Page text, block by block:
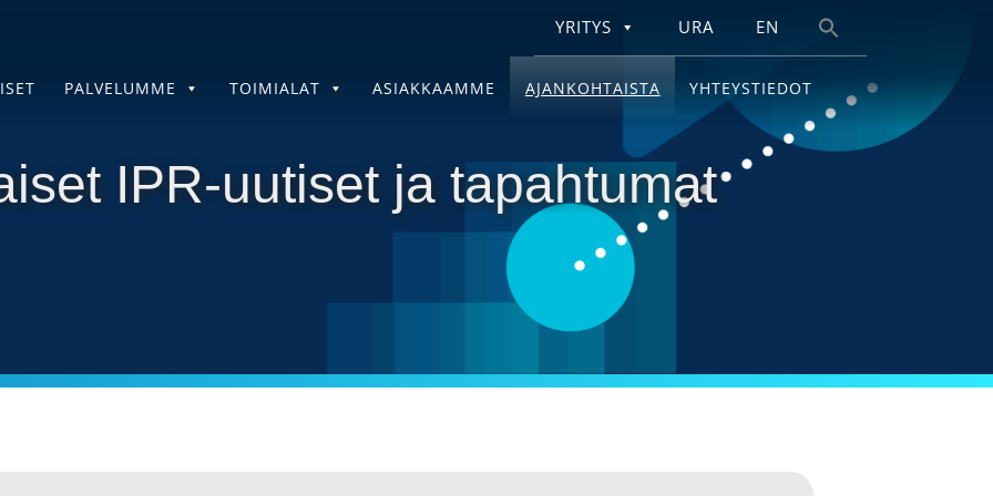
YRITYS URA EN
PALVELUMME TOIMIALAT ASIAKKAAMME AJANKOHTAISTA YHTEYSTIEDOT
IPR-uutiset ja tapahtumat